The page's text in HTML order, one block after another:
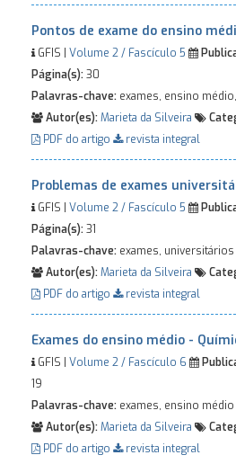
Pontos de exame do ensino
GFIS | Volume 2 / Fascículo 5
Página(s):30
Palavras-chave: exames, ensino
Autor(es):Marieta da Silveira
PDF do artigo
revista integral
Problemas de exames
GFIS | Volume 2 / Fascículo 5
Página(s):31
Palavras-chave: exames, universitários
Autor(es):Marieta da Silveira
PDF do artigo
revista integral
Exames do ensino médio -
GFIS | Volume 2 / Fascículo 6
19
Palavras-chave: exames, ensino médio
Autor(es):Marieta da Silveira
PDF do artigo
revista integral